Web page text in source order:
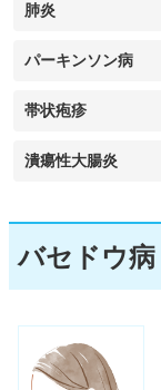
肺炎
パーキンソン病
帯状疱疹
潰瘍性大腸炎
バセドウ病